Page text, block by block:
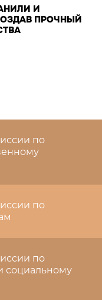
И
ПРОЧНЫЙ
по
по
по
социальному